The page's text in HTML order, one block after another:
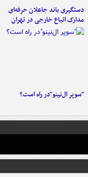
دستگیری باند جاعلان حرفه‌ای
مدارک اتباع خارجی در تهران
"سوپر ال‌نینو"در راه است؟